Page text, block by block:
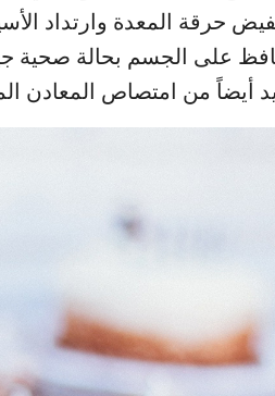
حرقة المعدة وارتداد
على الجسم بحالة صحية
أيضاً من امتصاص المعادن